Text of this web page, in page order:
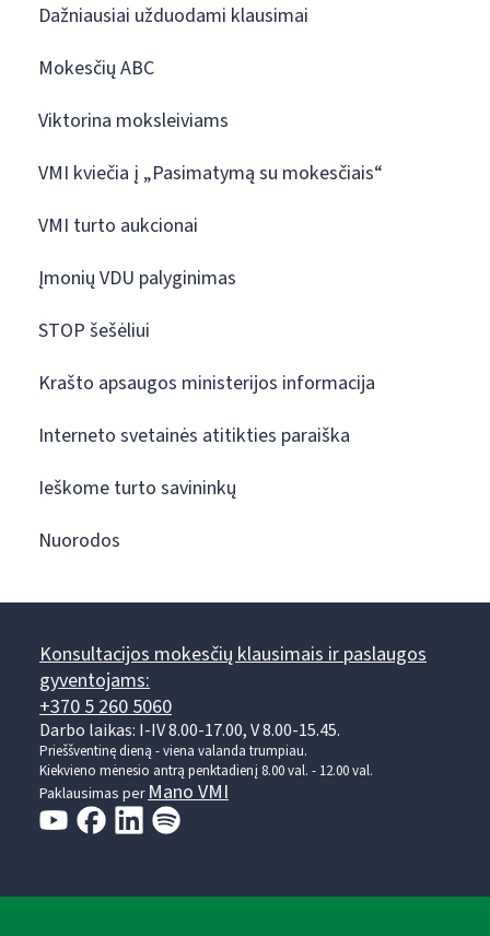
Dažniausiai užduodami klausimai
Mokesčių ABC
Viktorina moksleiviams
VMI kviečia į „Pasimatymą su mokesčiais“
VMI turto aukcionai
Įmonių VDU palyginimas
STOP šešėliui
Krašto apsaugos ministerijos informacija
Interneto svetainės atitikties paraiška
Ieškome turto savininkų
Nuorodos
Konsultacijos mokesčių klausimais ir paslaugos
gyventojams:
+370 5 260 5060
Darbo laikas: I-IV 8.00-17.00, V 8.00-15.45.
Prieššventinę dieną - viena valanda trumpiau.
Kiekvieno mėnesio antrą penktadienį 8.00 val. - 12.00 val.
Paklausimas per Mano VMI